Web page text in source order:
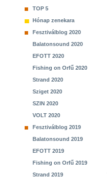
TOP 5
Hónap zenekara
Fesztiválblog 2020
Balatonsound 2020
EFOTT 2020
Fishing on Orfű 2020
Strand 2020
Sziget 2020
SZIN 2020
VOLT 2020
Fesztiválblog 2019
Balatonsound 2019
EFOTT 2019
Fishing on Orfű 2019
Strand 2019